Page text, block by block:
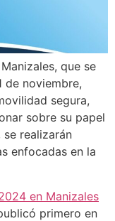
que se
de noviembre,
segura,
sobre su papel
se realizarán
enfocadas en la
en Manizales
primero en